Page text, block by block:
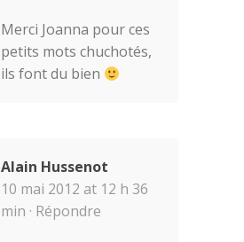
Merci Joanna pour ces
petits mots chuchotés,
ils font du bien
Alain Hussenot
10 mai 2012 at 12 h 36
min · Répondre